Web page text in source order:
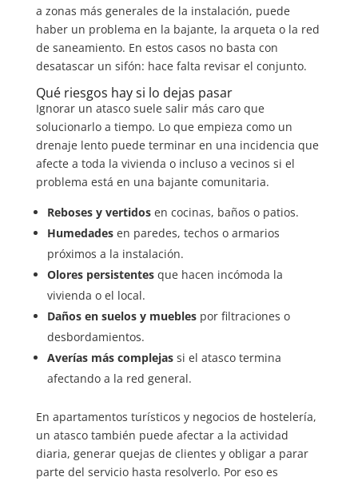
a zonas más generales de la instalación, puede
haber un problema en la bajante, la arqueta o la red
de saneamiento. En estos casos no basta con
desatascar un sifón: hace falta revisar el conjunto.
Qué riesgos hay si lo dejas pasar
Ignorar un atasco suele salir más caro que
solucionarlo a tiempo. Lo que empieza como un
drenaje lento puede terminar en una incidencia que
afecte a toda la vivienda o incluso a vecinos si el
problema está en una bajante comunitaria.
Reboses y vertidosen cocinas, baños o patios.
Humedadesen paredes, techos o armarios
próximos a la instalación.
Olores persistentesque hacen incómoda la
vivienda o el local.
Daños en suelos y mueblespor filtraciones o
desbordamientos.
Averías más complejassi el atasco termina
afectando a la red general.
En apartamentos turísticos y negocios de hostelería,
un atasco también puede afectar a la actividad
diaria, generar quejas de clientes y obligar a parar
parte del servicio hasta resolverlo. Por eso es